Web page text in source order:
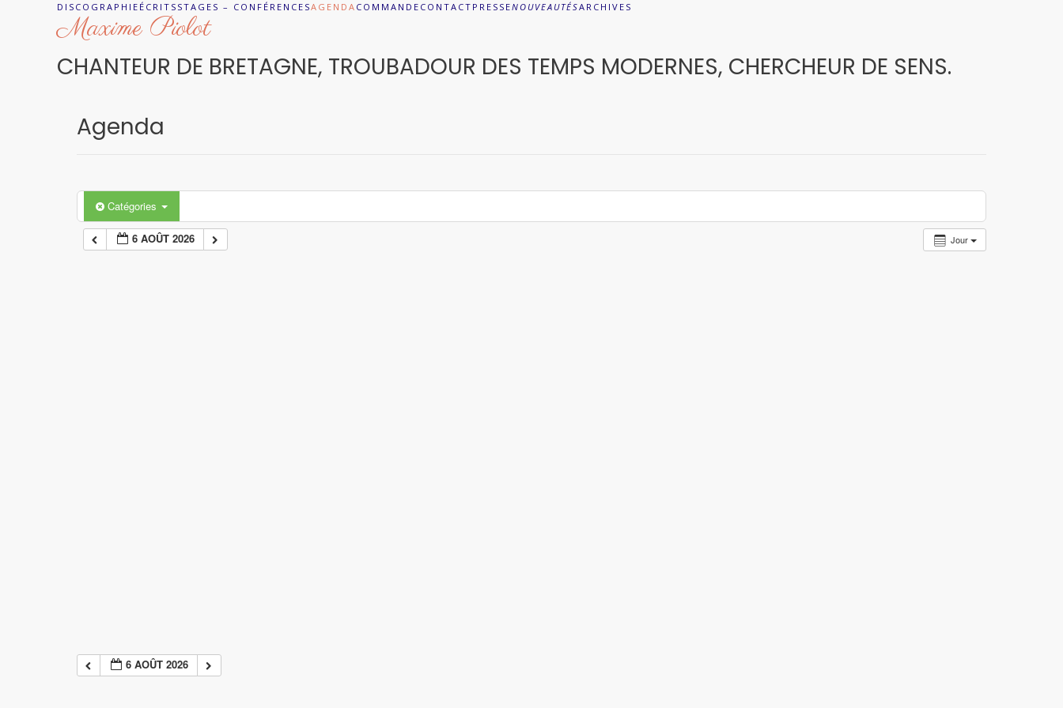
DISCOGRAPHIE ÉCRITS STAGES – CONFÉRENCESAGENDA COMMANDE CONTACT PRESSENOUVEAUTÉSARCHIVES
Maxime Piolot
CHANTEUR DE BRETAGNE, TROUBADOUR DES TEMPS MODERNES, CHERCHEUR DE SENS.
Agenda
Catégories
Jour
6 AOÛT 2026
6 AOÛT 2026